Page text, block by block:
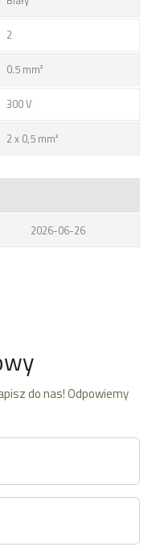
2
0.5 mm²
300 V
2 x 0,5 mm²
2026-06-26
do nas! Odpowiemy